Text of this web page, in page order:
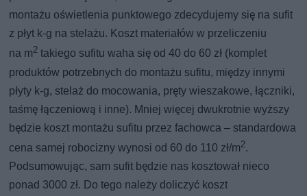
montażu oświetlenia punktowego zdecydujemy się na sufit
z płyt k-g na stelażu. Koszt materiałów w przeliczeniu
na m2 takiego sufitu waha się od 40 do 60 zł (komplet
produktów potrzebnych do montażu sufitu, między innymi
płyty k-g, stelaż do mocowania, pręty wieszakowe, łączniki,
taśmę łączeniową i inne). Mniej więcej dwukrotnie wyższy
będzie koszt montażu sufitu przez fachowca – standardowa
cena samej robocizny wynosi od 60 do 110 zł/m2.
Podsumowując, sam sufit będzie nas kosztował nieco
ponad 3000 zł. Do tego należy doliczyć koszt